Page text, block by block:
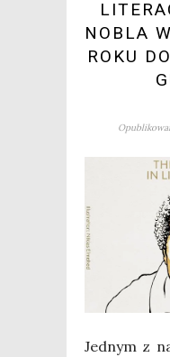
NOBLA
ROKU
Jed­nym z